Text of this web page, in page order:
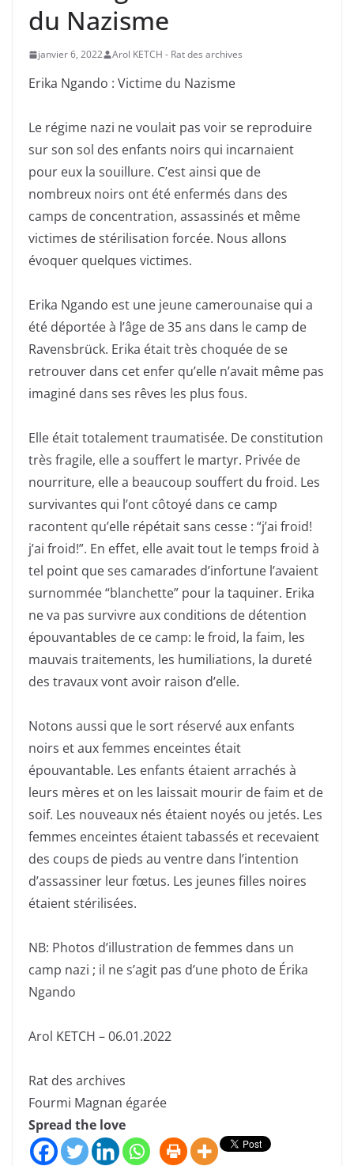
du Nazisme
janvier 6, 2022 Arol KETCH - Rat des archives
Erika Ngando : Victime du Nazisme
Le régime nazi ne voulait pas voir se reproduire
sur son sol des enfants noirs qui incarnaient
pour eux la souillure. C’est ainsi que de
nombreux noirs ont été enfermés dans des
camps de concentration, assassinés et même
victimes de stérilisation forcée. Nous allons
évoquer quelques victimes.
Erika Ngando est une jeune camerounaise qui a
été déportée à l’âge de 35 ans dans le camp de
Ravensbrück. Erika était très choquée de se
retrouver dans cet enfer qu’elle n’avait même pas
imaginé dans ses rêves les plus fous.
Elle était totalement traumatisée. De constitution
très fragile, elle a souffert le martyr. Privée de
nourriture, elle a beaucoup souffert du froid. Les
survivantes qui l’ont côtoyé dans ce camp
racontent qu’elle répétait sans cesse : “j’ai froid!
j’ai froid!”. En effet, elle avait tout le temps froid à
tel point que ses camarades d’infortune l’avaient
surnommée “blanchette” pour la taquiner. Erika
ne va pas survivre aux conditions de détention
épouvantables de ce camp: le froid, la faim, les
mauvais traitements, les humiliations, la dureté
des travaux vont avoir raison d’elle.
Notons aussi que le sort réservé aux enfants
noirs et aux femmes enceintes était
épouvantable. Les enfants étaient arrachés à
leurs mères et on les laissait mourir de faim et de
soif. Les nouveaux nés étaient noyés ou jetés. Les
femmes enceintes étaient tabassés et recevaient
des coups de pieds au ventre dans l’intention
d’assassiner leur fœtus. Les jeunes filles noires
étaient stérilisées.
NB: Photos d’illustration de femmes dans un
camp nazi ; il ne s’agit pas d’une photo de Érika
Ngando
Arol KETCH – 06.01.2022
Rat des archives
Fourmi Magnan égarée
Spread the love